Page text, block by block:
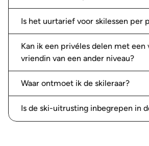
Yingshi J.
en rode pistes doen. Ik ben erg
vooruitgang en zou zeker
Yingshi J. Een totaal
Is het uurtarief voor skilessen per
Kan ik een privéles delen met een
vriendin van een ander niveau?
Waar ontmoet ik de skileraar?
Is de ski-uitrusting inbegrepen in